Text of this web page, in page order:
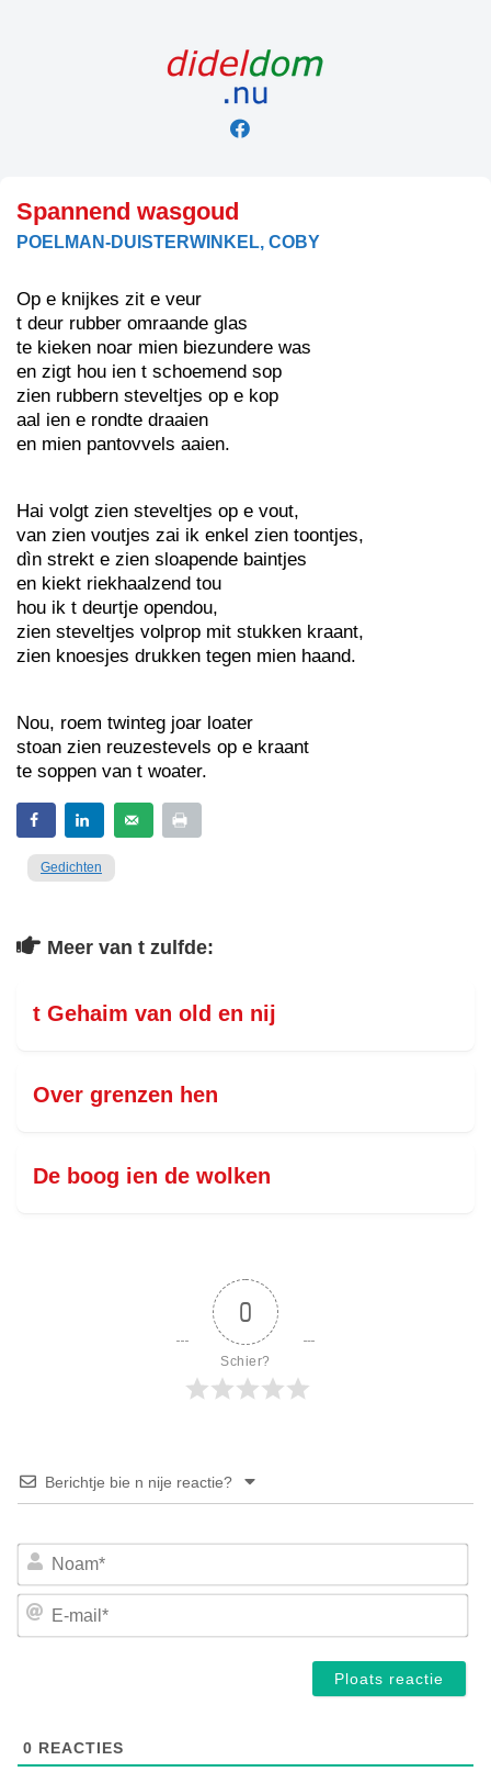
Spannend wasgoud
POELMAN-DUISTERWINKEL, COBY
Op e knijkes zit e veur
t deur rubber omraande glas
te kieken noar mien biezundere was
en zigt hou ien t schoemend sop
zien rubbern steveltjes op e kop
aal ien e rondte draaien
en mien pantovvels aaien.
Hai volgt zien steveltjes op e vout,
van zien voutjes zai ik enkel zien toontjes,
dìn strekt e zien sloapende baintjes
en kiekt riekhaalzend tou
hou ik t deurtje opendou,
zien steveltjes volprop mit stukken kraant,
zien knoesjes drukken tegen mien haand.
Nou, roem twinteg joar loater
stoan zien reuzestevels op e kraant
te soppen van t woater.
Gedichten
Meer van t zulfde:
t Gehaim van old en nij
Over grenzen hen
De boog ien de wolken
0
Schier?
Berichtje bie n nije reactie?
E-
0 REACTIES